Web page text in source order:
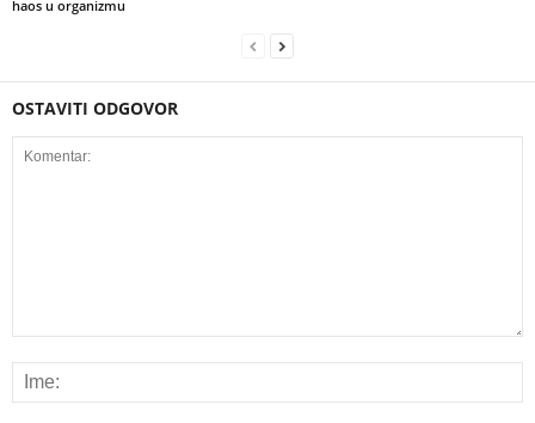
haos u organizmu
OSTAVITI ODGOVOR